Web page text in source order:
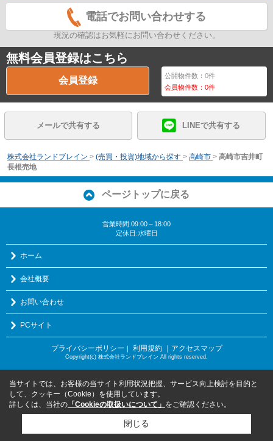
電話でお問い合わせする
現況の確認はお気軽にお問い合わせください。
無料会員登録はこちら
会員登録 公開物件数：0件
会員物件数：0件
メールで共有する LINEで共有する
株式会社ランドブレイン > (売買・投資)地域から探す > 高崎市 > 高崎市吉井町
長根売地
ページトップに戻る
営業時間:09:00～18:00
定休日:水曜日
ホーム
会社概要
お問い合わせ
PCサイト
プライバシーポリシー ｜ 利用規約 ｜アクセスマップ
Copyright(c) 株式会社ランドブレイン All rights reserved.
当サイトでは、お客様の当サイト利用状況把握、サービス向上検討を目的と
して、クッキー（Cookie）を使用しています。
詳しくは、当社の 「Cookieの取扱いについて」 をご確認ください。
閉じる